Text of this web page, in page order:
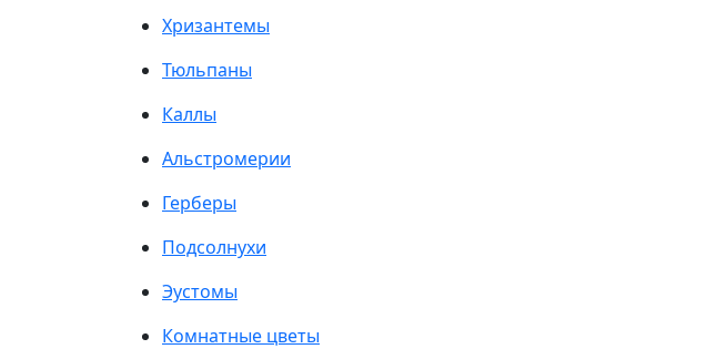
Хризантемы
Тюльпаны
Каллы
Альстромерии
Герберы
Подсолнухи
Эустомы
Комнатные цветы